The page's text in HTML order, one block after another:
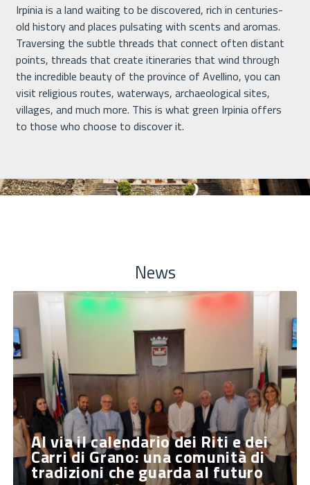
Irpinia is a land waiting to be discovered, rich in centuries-
old history and places pulsating with scents and aromas.
Traversing the subtle threads that connect often distant
points, threads that create itineraries that wind through
the incredible beauty of the province of Avellino, you can
visit religious routes, waterways, archaeological sites,
villages, and much more. This is what green Irpinia offers
to those who choose to discover it.
News
Al via il calendario dei Riti e dei
Carri di Grano: una comunità di
tradizioni che guarda al futuro